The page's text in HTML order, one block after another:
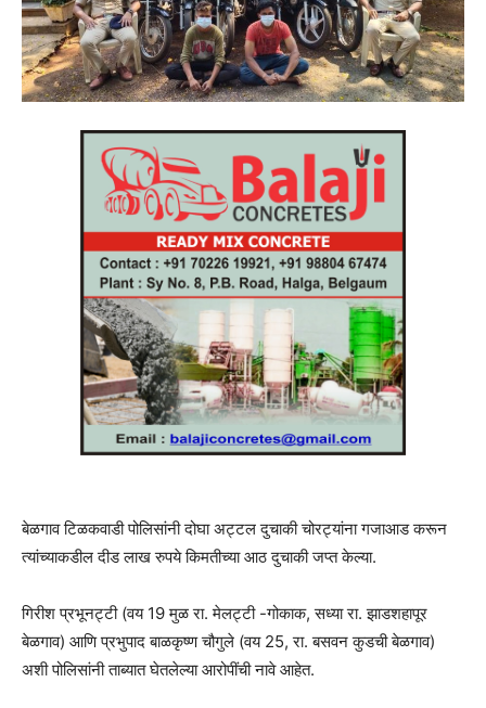
बेळगाव टिळकवाडी पोलिसांनी दोघा अट्टल दुचाकी चोरट्यांना गजाआड करून
त्यांच्याकडील दीड लाख रुपये किमतीच्या आठ दुचाकी जप्त केल्या.
गिरीश प्रभूनट्टी (वय 19 मुळ रा. मेलट्टी -गोकाक, सध्या रा. झाडशहापूर
बेळगाव) आणि प्रभुपाद बाळकृष्ण चौगुले (वय 25, रा. बसवन कुडची बेळगाव)
अशी पोलिसांनी ताब्यात घेतलेल्या आरोपींची नावे आहेत.